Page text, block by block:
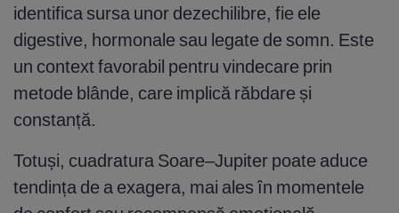
identifica sursa unor dezechilibre, fie ele
digestive, hormonale sau legate de somn. Este
un context favorabil pentru vindecare prin
metode blânde, care implică răbdare și
constanță.
Totuși, cuadratura Soare–Jupiter poate aduce
tendința de a exagera, mai ales în momentele